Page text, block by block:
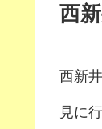
西
西新
見に